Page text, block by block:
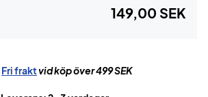
149,00 SEK
Fri fraktvid köp över 499 SEK